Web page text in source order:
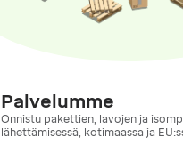
Palvelumme
Onnistu pakettien, lavojen ja
lähettämisessä, kotimaassa ja